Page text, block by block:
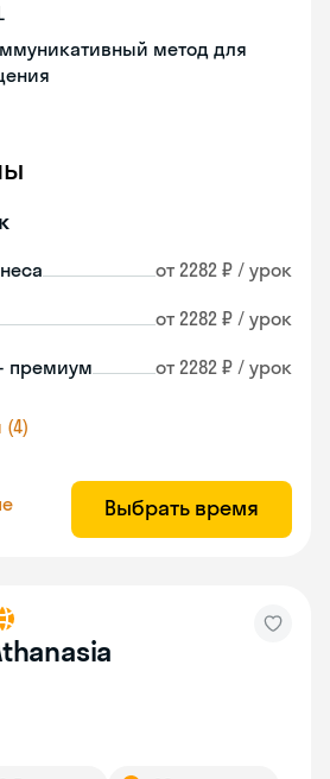
метод для
от 2282 ₽ / урок
от 2282 ₽ / урок
премиум от 2282 ₽ / урок
(4)
Выбрать время